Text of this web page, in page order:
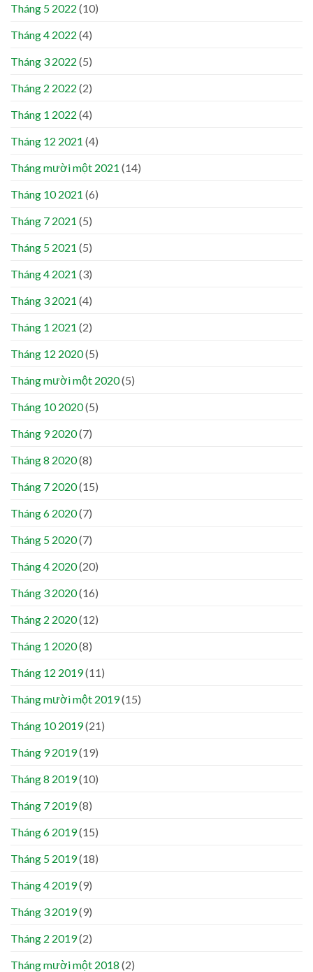
Tháng 5 2022 (10)
Tháng 4 2022 (4)
Tháng 3 2022 (5)
Tháng 2 2022 (2)
Tháng 1 2022 (4)
Tháng 12 2021 (4)
Tháng mười một 2021 (14)
Tháng 10 2021 (6)
Tháng 7 2021 (5)
Tháng 5 2021 (5)
Tháng 4 2021 (3)
Tháng 3 2021 (4)
Tháng 1 2021 (2)
Tháng 12 2020(5)
Tháng mười một 2020(5)
Tháng 10 2020(5)
Tháng 9 2020(7)
Tháng 8 2020(8)
Tháng 7 2020(15)
Tháng 6 2020(7)
Tháng 5 2020(7)
Tháng 4 2020(20)
Tháng 3 2020(16)
Tháng 2 2020(12)
Tháng 1 2020(8)
Tháng 12 2019(11)
Tháng mười một 2019(15)
Tháng 10 2019(21)
Tháng 9 2019(19)
Tháng 8 2019(10)
Tháng 7 2019(8)
Tháng 6 2019(15)
Tháng 5 2019(18)
Tháng 4 2019(9)
Tháng 3 2019(9)
Tháng 2 2019(2)
Tháng mười một 2018 (2)